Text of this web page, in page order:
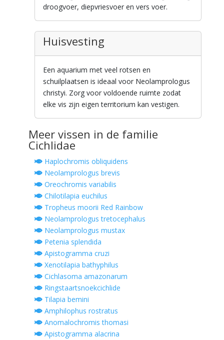
droogvoer, diepvriesvoer en vers voer.
Huisvesting
Een aquarium met veel rotsen en
schuilplaatsen is ideaal voor Neolamprologus
christyi. Zorg voor voldoende ruimte zodat
elke vis zijn eigen territorium kan vestigen.
Meer vissen in de familie
Cichlidae
Haplochromis obliquidens
Neolamprologus brevis
Oreochromis variabilis
Chilotilapia euchilus
Tropheus moorii Red Rainbow
Neolamprologus tretocephalus
Neolamprologus mustax
Petenia splendida
Apistogramma cruzi
Xenotilapia bathyphilus
Cichlasoma amazonarum
Ringstaartsnoekcichlide
Tilapia bemini
Amphilophus rostratus
Anomalochromis thomasi
Apistogramma alacrina